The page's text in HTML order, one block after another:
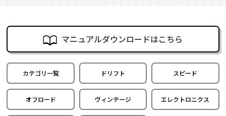
マニュアルダウンロードはこちら
カテゴリ一覧 ドリフト スピード
オフロード ヴィンテージ エレクトロニクス